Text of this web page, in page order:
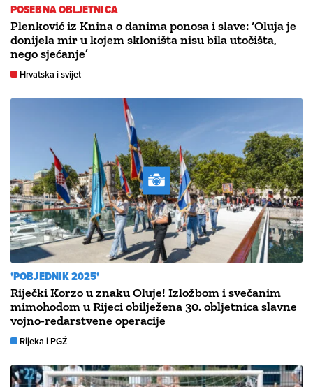
POSEBNA OBLJETNICA
Plenković iz Knina o danima ponosa i slave: ‘Oluja je
donijela mir u kojem skloništa nisu bila utočišta,
nego sjećanje’
Hrvatska i svijet
'POBJEDNIK 2025'
Riječki Korzo u znaku Oluje! Izložbom i svečanim
mimohodom u Rijeci obilježena 30. obljetnica slavne
vojno-redarstvene operacije
Rijeka i PGŽ